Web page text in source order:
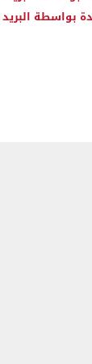
بواسطة البريد